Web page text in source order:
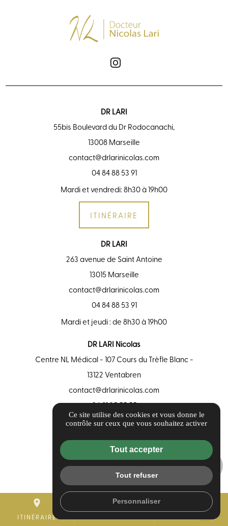
place
ITINÉRAIRE
mail
04 84 88 53 91
DR LARI
55bis Boulevard du Dr Rodocanachi,
13008 Marseille
contact@drlarinicolas.com
04 84 88 53 91
Mardi et vendredi: 8h30 à 19h00
ITINÉRAIRE
DR LARI
263 avenue de Saint Antoine
13015 Marseille
contact@drlarinicolas.com
04 84 88 53 91
Mardi et jeudi : de 8h30 à 19h00
DR LARI Nicolas
Centre NL Médical - 107 Cours du Trèfle Blanc -
13122 Ventabren
contact@drlarinicolas.com
04 91 25 55 55
Guide local
Informations complémentaires
Politique de confidentialité
Flux RSS
Gestion des cookies
Ce site utilise des cookies et vous donne le
contrôle sur ceux que vous souhaitez activer
Tout accepter
Tout refuser
Personnaliser